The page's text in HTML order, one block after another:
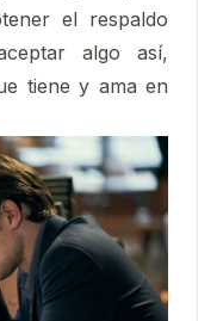
el respaldo
algo así,
tiene y ama en